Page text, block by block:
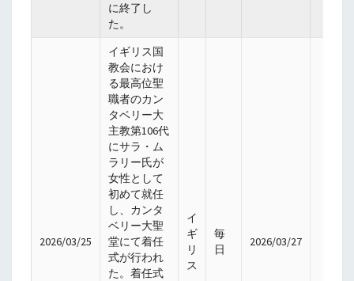
に終了し
た。
2026/03/25
イギリス国
教会におけ
る最高位聖
職者のカン
タベリー大
主教第106代
にサラ・ム
ラリー氏が
女性として
初めて就任
し、カンタ
ベリー大聖
堂にて着任
式が行われ
た。着任式
イ
ギ
リ
ス
毎
日
2026/03/27